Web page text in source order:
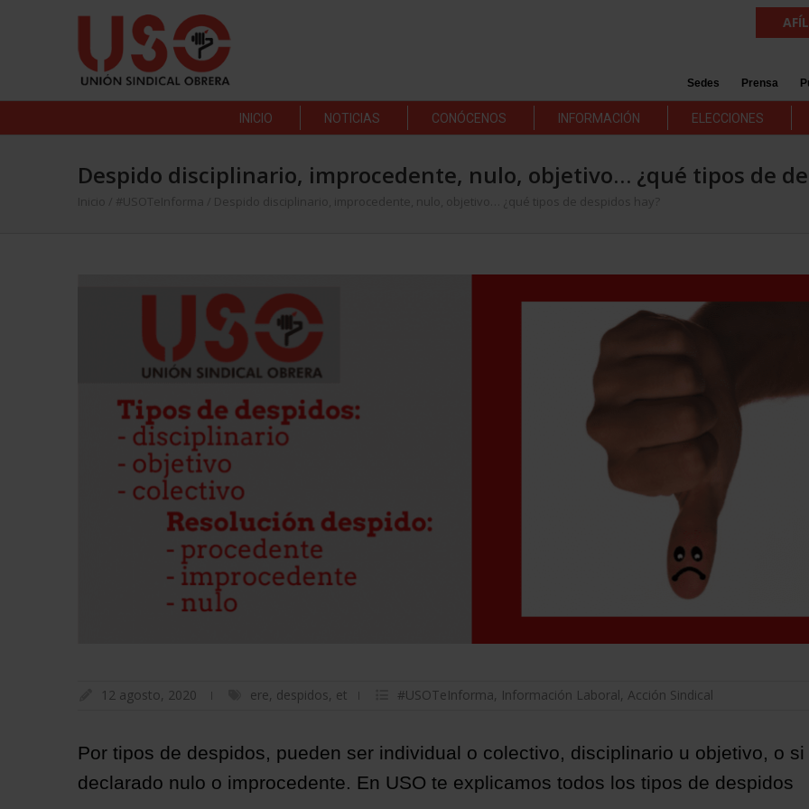
Sedes Prensa
INICIO NOTICIAS CONÓCENOS INFORMACIÓN ELECCIONES
Despido disciplinario, improcedente, nulo, objetivo… ¿qué tipos de
Inicio #USOTeInforma Despido disciplinario, improcedente, nulo, objetivo… ¿qué tipos de despidos hay?
12 agosto, 2020 ere, despidos, et #USOTeInforma, Información Laboral, Acción Sindical
Por tipos de despidos, pueden ser individual o colectivo, disciplinario u objetivo, o si
declarado nulo o improcedente. En USO te explicamos todos los tipos de despidos